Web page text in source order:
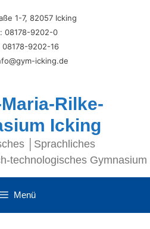
1-7, 82057 Icking
08178-9202-0
08178-9202-16
icking.de
Rilke-
Icking
│Sprachliches
technologisches Gymnasium
Menü